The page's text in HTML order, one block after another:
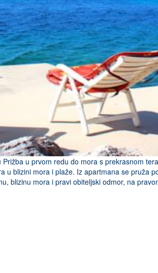
u prvom redu do mora s prekrasnom
blizini mora i plaže. Iz apartmana se pruža
blizinu mora i pravi obiteljski odmor, na